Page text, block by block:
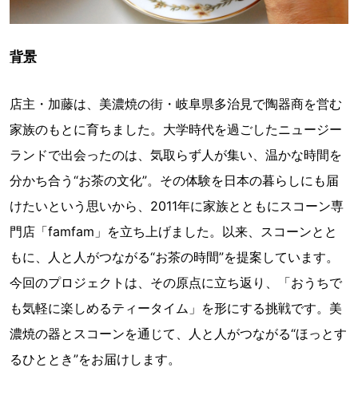
背景
店主・加藤は、美濃焼の街・岐阜県多治見で陶器商を営む
家族のもとに育ちました。大学時代を過ごしたニュージー
ランドで出会ったのは、気取らず人が集い、温かな時間を
分かち合う“お茶の文化”。その体験を日本の暮らしにも届
けたいという思いから、2011年に家族とともにスコーン専
門店「famfam」を立ち上げました。以来、スコーンとと
もに、人と人がつながる“お茶の時間”を提案しています。
今回のプロジェクトは、その原点に立ち返り、「おうちで
も気軽に楽しめるティータイム」を形にする挑戦です。美
濃焼の器とスコーンを通じて、人と人がつながる“ほっとす
るひととき”をお届けします。